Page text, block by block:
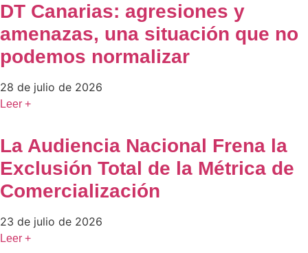
DT Canarias: agresiones y
amenazas, una situación que no
podemos normalizar
28 de julio de 2026
Leer +
La Audiencia Nacional Frena la
Exclusión Total de la Métrica de
Comercialización
23 de julio de 2026
Leer +